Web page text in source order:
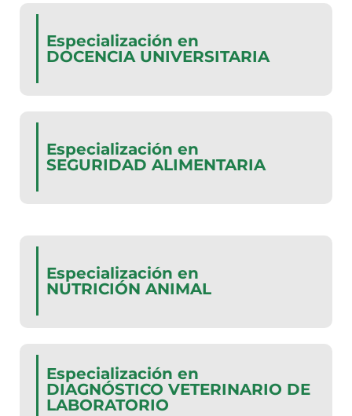
Especialización en
DOCENCIA UNIVERSITARIA
Especialización en
SEGURIDAD ALIMENTARIA
Especialización en
NUTRICIÓN ANIMAL
Especialización en
DIAGNÓSTICO VETERINARIO DE
LABORATORIO